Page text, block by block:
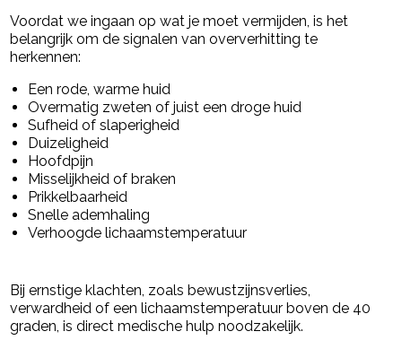
Voordat we ingaan op wat je moet vermijden, is het
belangrijk om de signalen van oververhitting te
herkennen:
Een rode, warme huid
Overmatig zweten of juist een droge huid
Sufheid of slaperigheid
Duizeligheid
Hoofdpijn
Misselijkheid of braken
Prikkelbaarheid
Snelle ademhaling
Verhoogde lichaamstemperatuur
Bij ernstige klachten, zoals bewustzijnsverlies,
verwardheid of een lichaamstemperatuur boven de 40
graden, is direct medische hulp noodzakelijk.